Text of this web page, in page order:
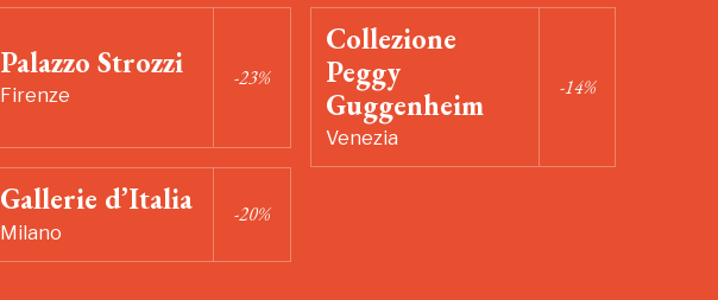
Palazzo Strozzi
Firenze
-23%
Collezione
Peggy
Guggenheim
Venezia
-14%
Gallerie d’Italia
Milano
-20%